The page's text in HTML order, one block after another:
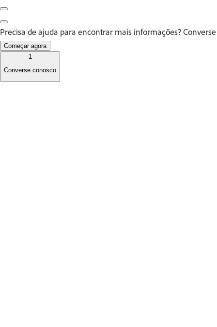
Precisa de ajuda para encontrar mais informações?
Começar agora
1
Converse conosco